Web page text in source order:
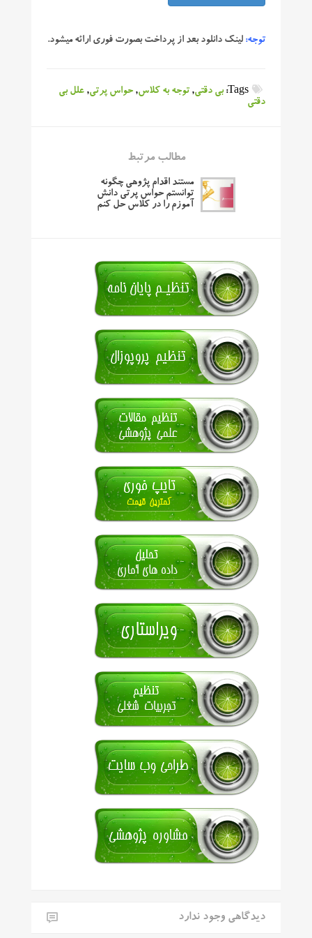
توجه: لینک دانلود بعد از پرداخت بصورت فوری ارائه میشود.
Tags: بی دقتی,توجه به کلاس,حواس پرتی,علل بی
دقتی
مطالب مرتبط
مستند اقدام پژوهی چگونه
توانستم حواس پرتی دانش
آموزم را در کلاس حل کنم
دیدگاهی وجود ندارد